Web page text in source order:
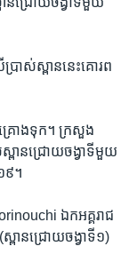
រាស់​ស្ពាន​នេះ​គោរព​
គ្រោងទុក។​ ក្រសួង​
ពាន​ជ្រោយ​ចង្វា​ទី​មួយ
៩។
ឯក​អគ្គ​រាជ​
ពាន​ជ្រោយ​ចង្វា​ទី១)